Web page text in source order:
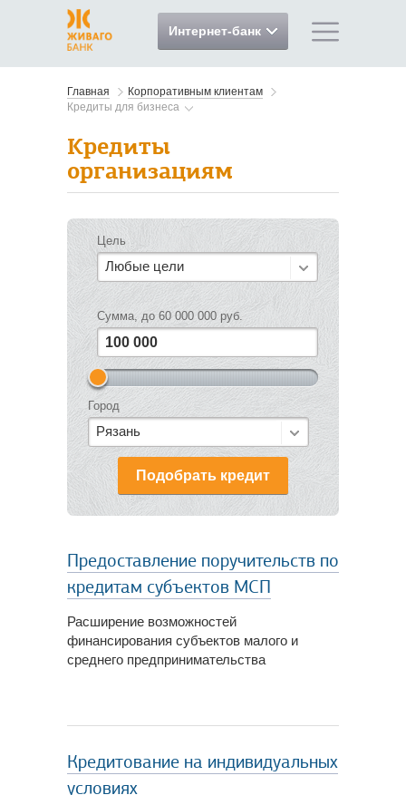
Интернет-банк
Главная
Корпоративным клиентам
Кредиты для бизнеса
Кредиты
организациям
Цель
Любые цели
Сумма, до 60 000 000 руб.
Город
Рязань
Подобрать кредит
Предоставление поручительств по
кредитам субъектов МСП
Расширение возможностей
финансирования субъектов малого и
среднего предпринимательства
Кредитование на индивидуальных
условиях